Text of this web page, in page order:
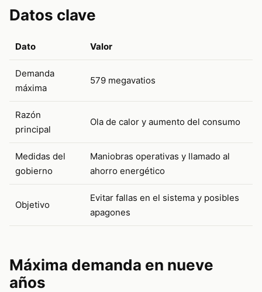
Datos clave
Dato Valor
Demanda
máxima
579 megavatios
Razón
principal
Ola de calor y aumento del consumo
Medidas del
gobierno
Maniobras operativas y llamado al
ahorro energético
Objetivo
Evitar fallas en el sistema y posibles
apagones
Máxima demanda en nueve
años